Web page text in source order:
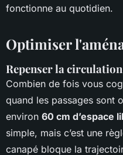
fonctionne au quotidien.
Optimiser
Repenser la circulation
Combien de fois vous
quand les passages sont
environ 60 cm d’espace
simple, mais c’est une
canapé bloque la